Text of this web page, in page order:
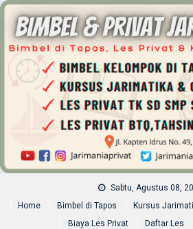
Skip
content
Sabtu, Agustus 08,
Home
Bimbel di Tapos Kursus
Biaya Les Privat
Daftar Les